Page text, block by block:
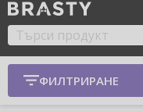
ФИЛТРИРАНЕ